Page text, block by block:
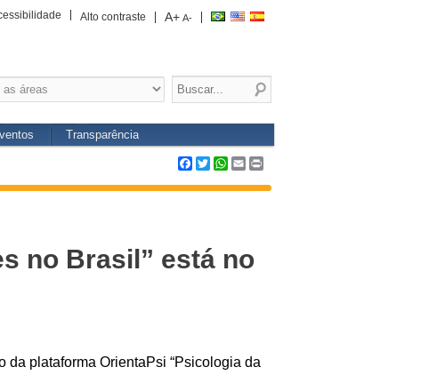
A+ A-
Alto contraste
Transparência
Facebook
TwitterWhatsApp
Email
no Brasil” está no
da plataforma OrientaPsi “Psicologia da